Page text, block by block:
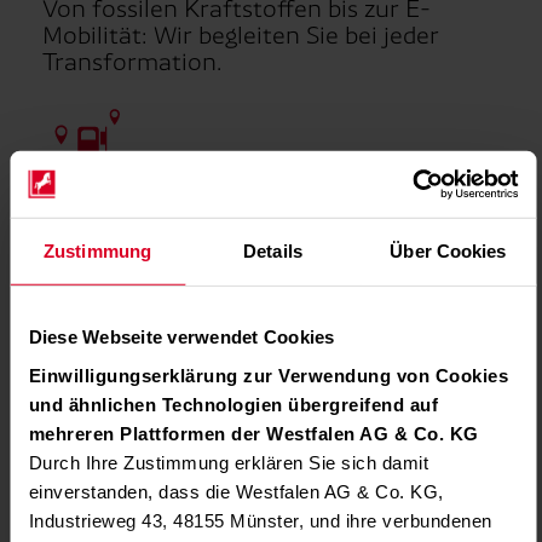
Zustimmung Details Über Cookies
Diese Webseite verwendet Cookies
Einwilligungserklärung zur Verwendung von Cookies
und ähnlichen Technologien übergreifend auf
mehreren Plattformen der Westfalen AG & Co. KG
Durch Ihre Zustimmung erklären Sie sich damit
einverstanden, dass die Westfalen AG & Co. KG,
Industrieweg 43, 48155 Münster, und ihre verbundenen
Von fossilen Kraftstoffen bis zur E-
Mobilität: Wir begleiten Sie bei jeder
Transformation.
Breites Angebot
Wir haben alle Kraftstoffe und Antriebs­energien im
Portfolio – Diesel, Benzin, CNG, Wasserstoff und
jede Richtung entwickeln.
Umfassender Service
Unsere Westfalen Service Card funktioniert für alle